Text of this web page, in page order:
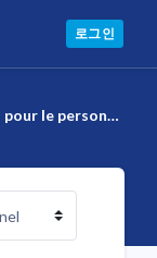
로그인
Cours pour le personnel